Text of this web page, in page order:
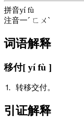
拼音yí fù
注音一ˊ ㄈㄨˋ
词语解释
移付[ yí fù ]
⒈ 转移交付。
引证解释